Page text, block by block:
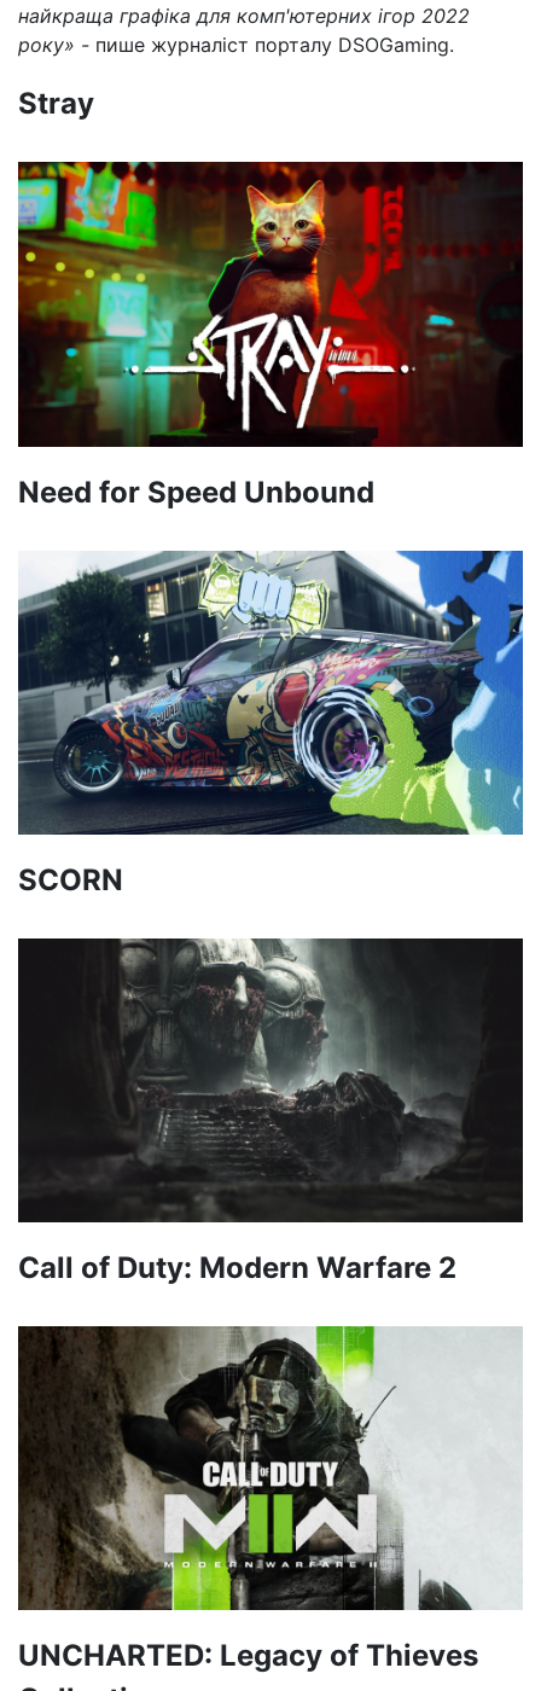
найкраща графіка для комп'ютерних ігор 2022
року» - пише журналіст порталу DSOGaming.
Stray
Need for Speed ​​Unbound
SCORN
Call of Duty: Modern Warfare 2
UNCHARTED: Legacy of Thieves